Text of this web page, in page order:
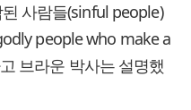
사람들(sinful people)
people who make a
브라운 박사는 설명했